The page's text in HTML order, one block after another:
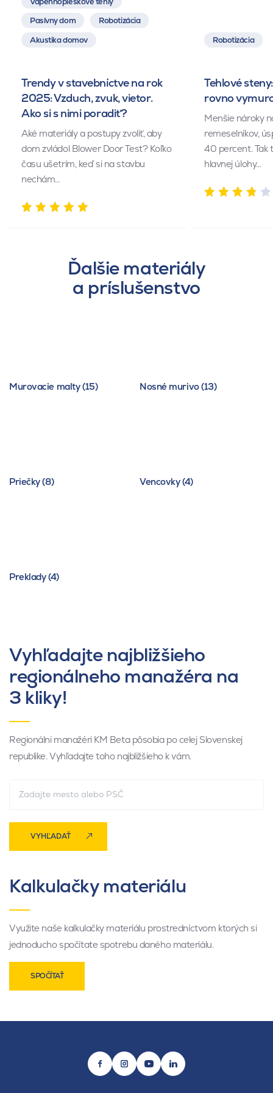
Pasívny dom
Robotizácia
Akustika domov
Trendy v stavebníctve na rok
2025: Vzduch, zvuk, vietor.
Ako si s nimi poradiť?
Aké materiály a postupy zvoliť, aby
dom zvládol Blower Door Test? Koľko
času ušetrím, keď si na stavbu
nechám…
Robotizácia
Tehlové
rovno
Menšie nároky
remeselníkov,
40 percent. Tak
hlavnej úlohy…
Ďalšie materiály
a príslušenstvo
Murovacie malty (15) Nosné murivo (13)
Priečky (8) Vencovky (4)
Preklady (4)
Vyhľadajte najbližšieho
regionálneho manažéra na
3 kliky!
Regionálni manažéri KM Beta pôsobia po celej Slovenskej
republike. Vyhľadajte toho najbližšieho k vám.
VYHĽADAŤ
Kalkulačky materiálu
Využite naše kalkulačky materiálu prostredníctvom ktorých si
jednoducho spočítate spotrebu daného materiálu.
SPOČÍTAŤ